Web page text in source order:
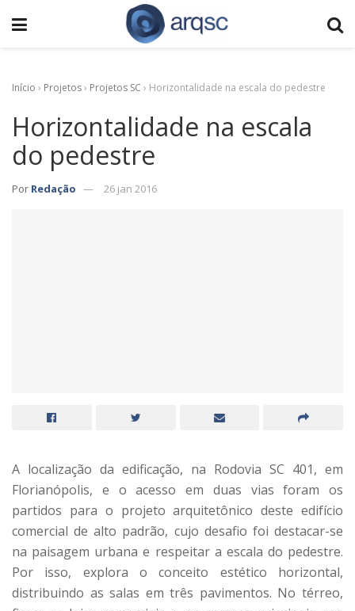
Início › Projetos› Projetos SC › Horizontalidade na escala do pedestre
Horizontalidade na escala
do pedestre
Por Redação 26 jan 2016
A localização da edificação, na Rodovia SC 401, em
Florianópolis, e o acesso em duas vias foram os
partidos para o projeto arquitetônico deste edifício
comercial de alto padrão, cujo desafio foi destacar-se
na paisagem urbana e respeitar a escala do pedestre.
Por isso, explora o conceito estético horizontal,
distribuindo as salas em três pavimentos. No térreo,